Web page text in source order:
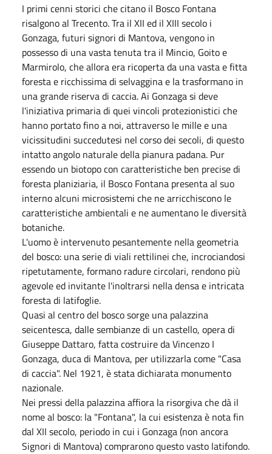
I primi cenni storici che citano il Bosco Fontana
risalgono al Trecento. Tra il XII ed il XIII secolo i
Gonzaga, futuri signori di Mantova, vengono in
possesso di una vasta tenuta tra il Mincio, Goito e
Marmirolo, che allora era ricoperta da una vasta e fitta
foresta e ricchissima di selvaggina e la trasformano in
una grande riserva di caccia. Ai Gonzaga si deve
l'iniziativa primaria di quei vincoli protezionistici che
hanno portato fino a noi, attraverso le mille e una
vicissitudini succedutesi nel corso dei secoli, di questo
intatto angolo naturale della pianura padana. Pur
essendo un biotopo con caratteristiche ben precise di
foresta planiziaria, il Bosco Fontana presenta al suo
interno alcuni microsistemi che ne arricchiscono le
caratteristiche ambientali e ne aumentano le diversità
botaniche.
L'uomo è intervenuto pesantemente nella geometria
del bosco: una serie di viali rettilinei che, incrociandosi
ripetutamente, formano radure circolari, rendono più
agevole ed invitante l'inoltrarsi nella densa e intricata
foresta di latifoglie.
Quasi al centro del bosco sorge una palazzina
seicentesca, dalle sembianze di un castello, opera di
Giuseppe Dattaro, fatta costruire da Vincenzo I
Gonzaga, duca di Mantova, per utilizzarla come "Casa
di caccia". Nel 1921, è stata dichiarata monumento
nazionale.
Nei pressi della palazzina affiora la risorgiva che dà il
nome al bosco: la "Fontana", la cui esistenza è nota fin
dal XII secolo, periodo in cui i Gonzaga (non ancora
Signori di Mantova) comprarono questo vasto latifondo.